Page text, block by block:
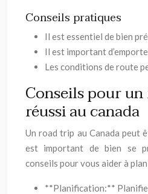
Conseils pratiques
Il est essentiel de bien
Il est important
Les conditions de route
Conseils pour
réussi au canada
Un road trip au Canada peut
est important de bien se
conseils pour vous aider à
**Planification:**